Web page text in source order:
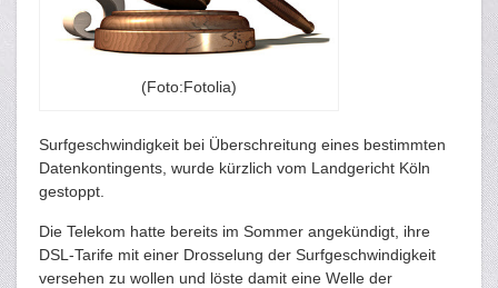
(Foto:Fotolia)
Surfgeschwindigkeit bei Überschreitung eines bestimmten
Datenkontingents, wurde kürzlich vom Landgericht Köln
gestoppt.
Die Telekom hatte bereits im Sommer angekündigt, ihre
DSL-Tarife mit einer Drosselung der Surfgeschwindigkeit
versehen zu wollen und löste damit eine Welle der